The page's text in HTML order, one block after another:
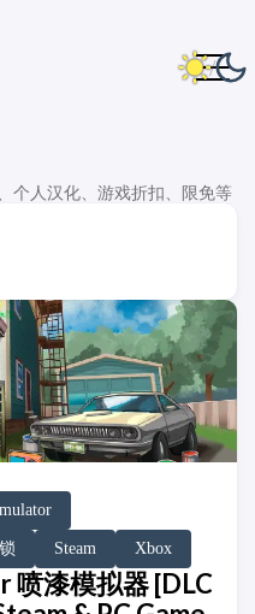
个人汉化、游戏折扣、限免等
Steam Xbox
喷漆模拟器 [DLC